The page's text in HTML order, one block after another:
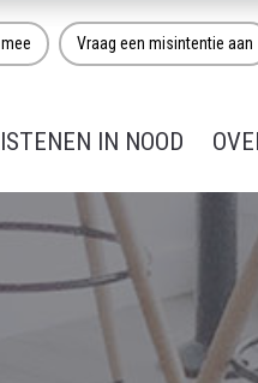
mee Vraag een misintentie aan
IN NOOD